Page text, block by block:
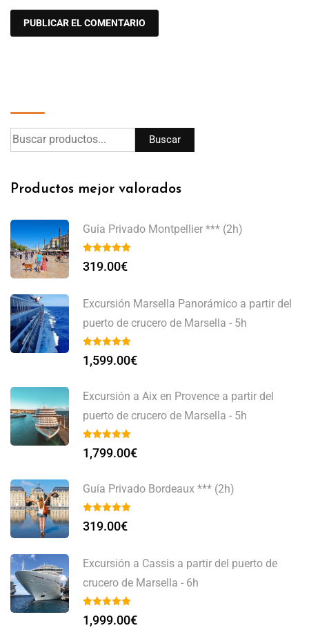
Buscar
Productos mejor valorados
Guía Privado Montpellier *** (2h)
319.00€
Excursión Marsella Panorámico a partir del
puerto de crucero de Marsella - 5h
1,599.00€
Excursión a Aix en Provence a partir del
puerto de crucero de Marsella - 5h
1,799.00€
Guía Privado Bordeaux *** (2h)
319.00€
Excursión a Cassis a partir del puerto de
crucero de Marsella - 6h
1,999.00€